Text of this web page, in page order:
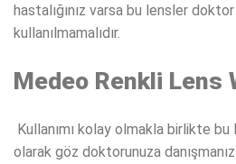
hastalığınız varsa bu lensler
kullanılmamalıdır.
Medeo Renkli Lens
Kullanımı kolay olmakla birlikte bu
olarak göz doktorunuza